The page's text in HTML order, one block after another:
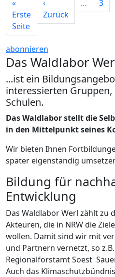
«
Erste
SeiteErste Seite
‹
Zurück Vorherige
… 3
abonnieren
Das Waldlabor
...ist ein
interessierten
Schulen.
Das Waldlabor stellt die
in den Mittelpunkt seines
Wir bieten Ihnen
später eigenständig
Bildung für
Entwicklung
Das Waldlabor Werl zählt zu
Akteuren, die in NRW die
wollen. Damit sind wir mit
und Partnern vernetzt, so
Regionalforstamt Soest 
Auch das